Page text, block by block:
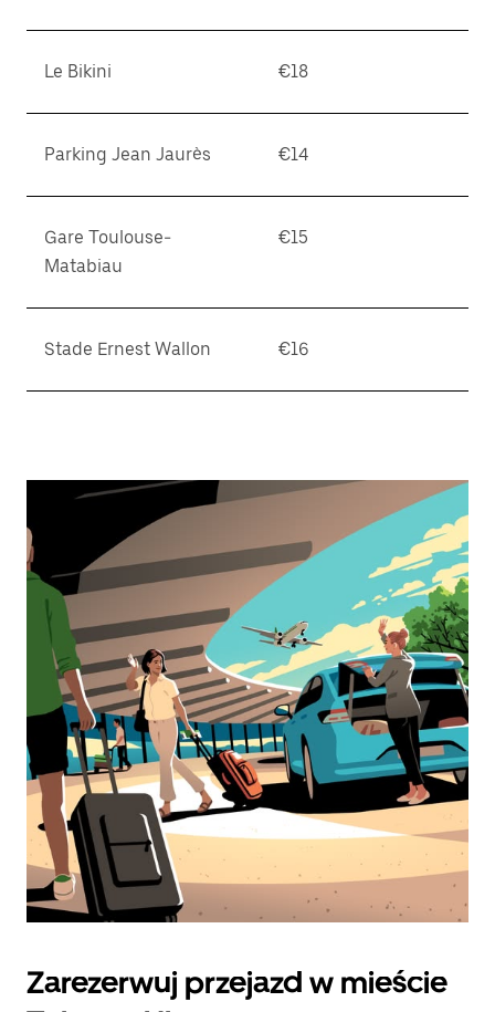
Le Bikini €18
Parking Jean Jaurès €14
Gare Toulouse-
Matabiau
€15
Stade Ernest Wallon €16
Zarezerwuj przejazd w mieście